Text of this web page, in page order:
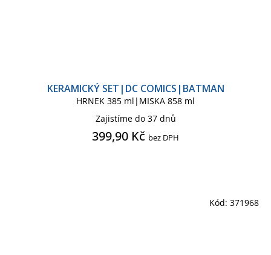
KERAMICKÝ SET|DC COMICS|BATMAN
HRNEK 385 ml|MISKA 858 ml
Zajistíme do 37 dnů
399,90 Kč bez DPH
Kód: 371968